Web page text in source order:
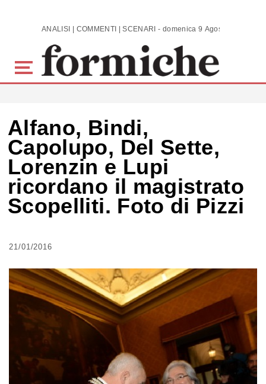
Skip to main content ANALISI | COMMENTI | SCENARI - domenica 9 Agosto 2026
Alfano, Bindi,
Capolupo, Del Sette,
Lorenzin e Lupi
ricordano il magistrato
Scopelliti. Foto di Pizzi
21/01/2016